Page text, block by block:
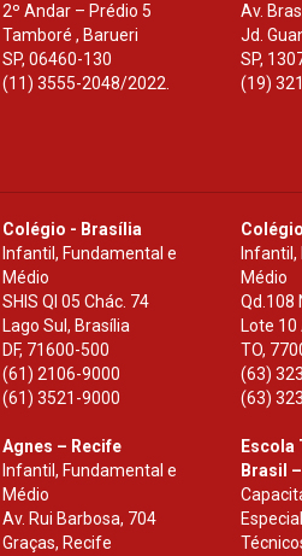
2º Andar – Prédio 5
Tamboré , Barueri
SP, 06460-130
(11) 3555-2048/2022.
Av.
Jd.
SP,
(19)
Colégio - Brasília
Infantil, Fundamental e
Médio
SHIS Ql 05 Chác. 74
Lago Sul, Brasília
DF, 71600-500
(61) 2106-9000
(61) 3521-9000
Médio
Qd.108
Lote 10
TO,
(63)
(63)
Agnes – Recife
Infantil, Fundamental e
Médio
Av. Rui Barbosa, 704
Graças, Recife
Escola
Brasil